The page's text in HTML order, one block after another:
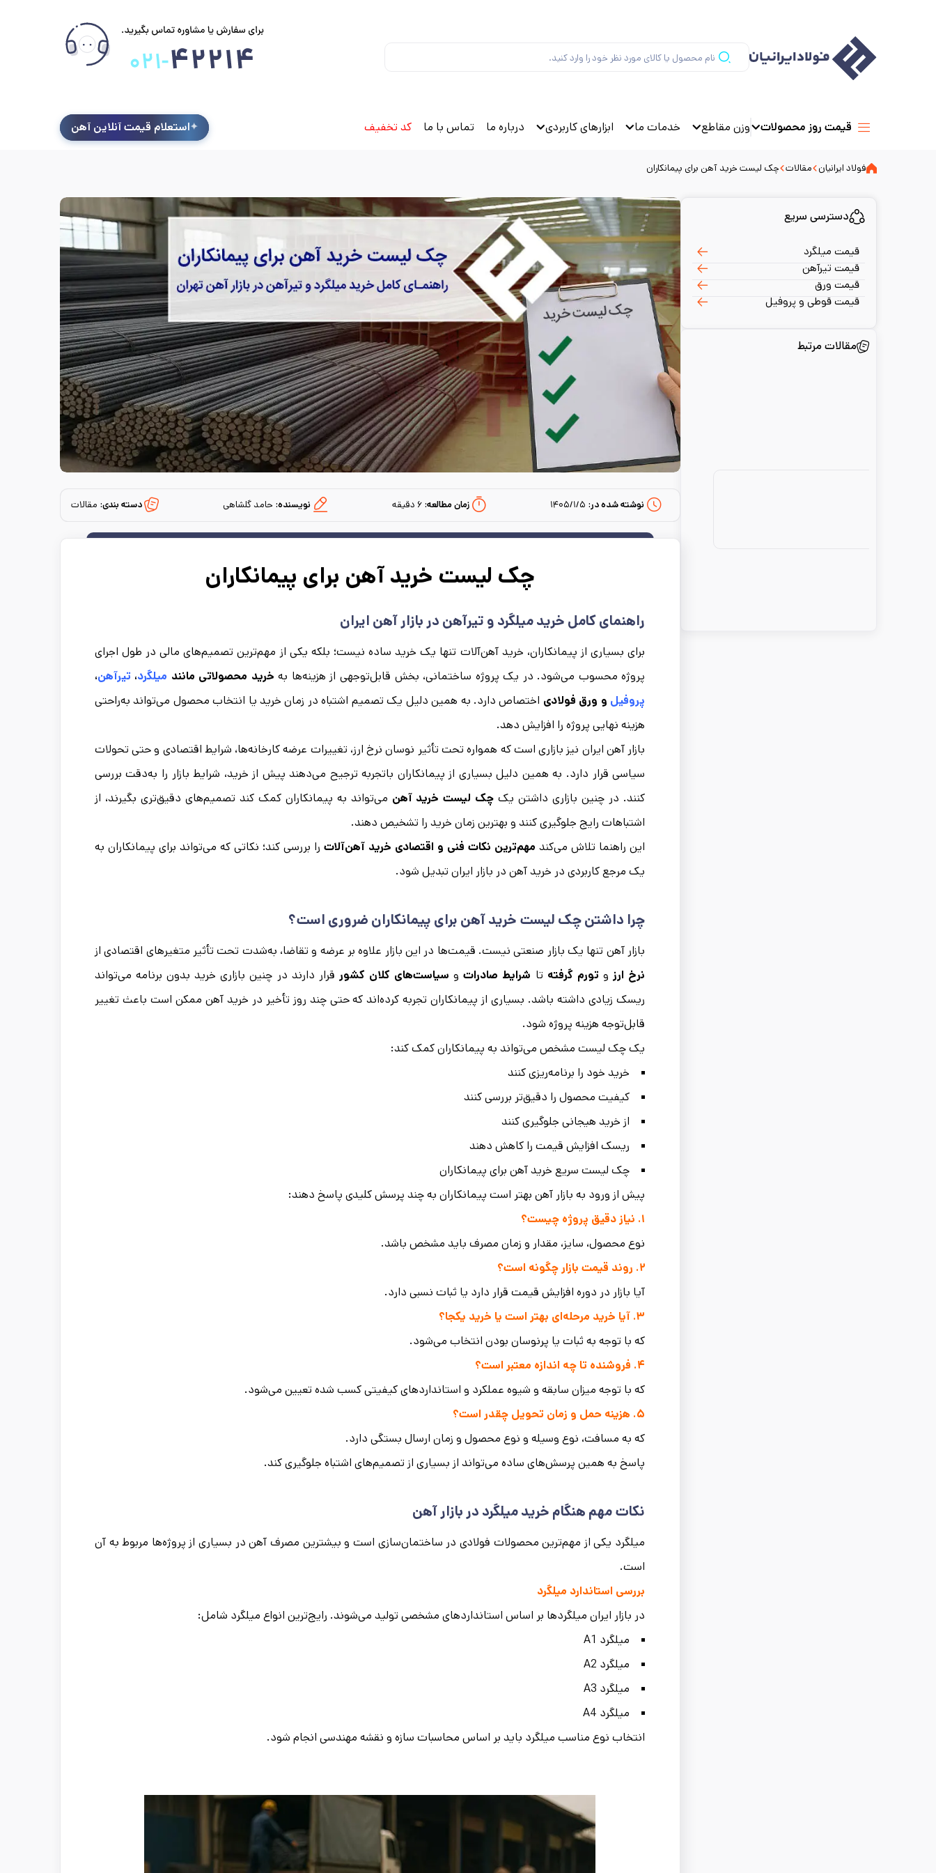
قیمت روز محصولات وزن مقاطع خدمات ما ابزارهای کاربردی درباره ما تماس با ما کد تخفیف استعلام قیمت آنلاین آهن
فولاد ایرانیان مقالات چک لیست خرید آهن برای پیمانکاران
دسترسی سریع
قیمت میلگرد
قیمت تیرآهن
قیمت ورق
قیمت قوطی و پروفیل
مقالات مرتبط
نوشته شده در: ۱۴۰۵/۱/۵ زمان مطالعه:‌ ۶ دقیقه نویسنده: حامد گلشاهی دسته بندی: مقالات
چک لیست خرید آهن برای پیمانکاران
راهنمای کامل خرید میلگرد و تیرآهن در بازار آهن ایران
برای بسیاری از پیمانکاران، خرید آهن‌آلات تنها یک خرید ساده نیست؛ بلکه یکی از مهم‌ترین تصمیم‌های مالی در طول اجرای
پروژه محسوب می‌شود. در یک پروژه ساختمانی، بخش قابل‌توجهی از هزینه‌ها به خرید محصولاتی مانند میلگرد، تیرآهن،
پروفیل و ورق فولادی اختصاص دارد. به همین دلیل یک تصمیم اشتباه در زمان خرید یا انتخاب محصول می‌تواند به‌راحتی
هزینه نهایی پروژه را افزایش دهد.
بازار آهن ایران نیز بازاری است که همواره تحت تأثیر نوسان نرخ ارز، تغییرات عرضه کارخانه‌ها، شرایط اقتصادی و حتی تحولات
سیاسی قرار دارد. به همین دلیل بسیاری از پیمانکاران باتجربه ترجیح می‌دهند پیش از خرید، شرایط بازار را به‌دقت بررسی
کنند. در چنین بازاری داشتن یک چک لیست خرید آهن می‌تواند به پیمانکاران کمک کند تصمیم‌های دقیق‌تری بگیرند، از
اشتباهات رایج جلوگیری کنند و بهترین زمان خرید را تشخیص دهند.
این راهنما تلاش می‌کند مهم‌ترین نکات فنی و اقتصادی خرید آهن‌آلات را بررسی کند؛ نکاتی که می‌تواند برای پیمانکاران به
یک مرجع کاربردی در خرید آهن در بازار ایران تبدیل شود.
چرا داشتن چک لیست خرید آهن برای پیمانکاران ضروری است؟
بازار آهن تنها یک بازار صنعتی نیست. قیمت‌ها در این بازار علاوه بر عرضه و تقاضا، به‌شدت تحت تأثیر متغیرهای اقتصادی از
نرخ ارزو تورم گرفته تا شرایط صادراتو سیاست‌های کلان کشور قرار دارند در چنین بازاری خرید بدون برنامه می‌تواند
ریسک زیادی داشته باشد. بسیاری از پیمانکاران تجربه کرده‌اند که حتی چند روز تأخیر در خرید آهن ممکن است باعث تغییر
قابل‌توجه هزینه پروژه شود.
یک چک لیست مشخص می‌تواند به پیمانکاران کمک کند:
خرید خود را برنامه‌ریزی کنند
کیفیت محصول را دقیق‌تر بررسی کنند
از خرید هیجانی جلوگیری کنند
ریسک افزایش قیمت را کاهش دهند
چک لیست سریع خرید آهن برای پیمانکاران
پیش از ورود به بازار آهن بهتر است پیمانکاران به چند پرسش کلیدی پاسخ دهند:
۱. نیاز دقیق پروژه چیست؟
نوع محصول، سایز، مقدار و زمان مصرف باید مشخص باشد.
۲. روند قیمت بازار چگونه است؟
آیا بازار در دوره افزایش قیمت قرار دارد یا ثبات نسبی دارد.
۳. آیا خرید مرحله‌ای بهتر است یا خرید یکجا؟
که با توجه به ثبات یا پرنوسان بودن انتخاب می‌شود.
۴. فروشنده تا چه اندازه معتبر است؟
که با توجه میزان سابقه و شیوه عملکرد و استانداردهای کیفیتی کسب شده تعیین می‌شود.
۵. هزینه حمل و زمان تحویل چقدر است؟
که به مسافت، نوع وسیله و نوع محصول و زمان ارسال بستگی دارد.
پاسخ به همین پرسش‌های ساده می‌تواند از بسیاری از تصمیم‌های اشتباه جلوگیری کند.
نکات مهم هنگام خرید میلگرد در بازار آهن
میلگرد یکی از مهم‌ترین محصولات فولادی در ساختمان‌سازی است و بیشترین مصرف آهن در بسیاری از پروژه‌ها مربوط به آن
است.
بررسی استاندارد میلگرد
در بازار ایران میلگردها بر اساس استانداردهای مشخصی تولید می‌شوند. رایج‌ترین انواع میلگرد شامل:
میلگرد A1
میلگرد A2
میلگرد A3
میلگرد A4
انتخاب نوع مناسب میلگرد باید بر اساس محاسبات سازه و نقشه مهندسی انجام شود.